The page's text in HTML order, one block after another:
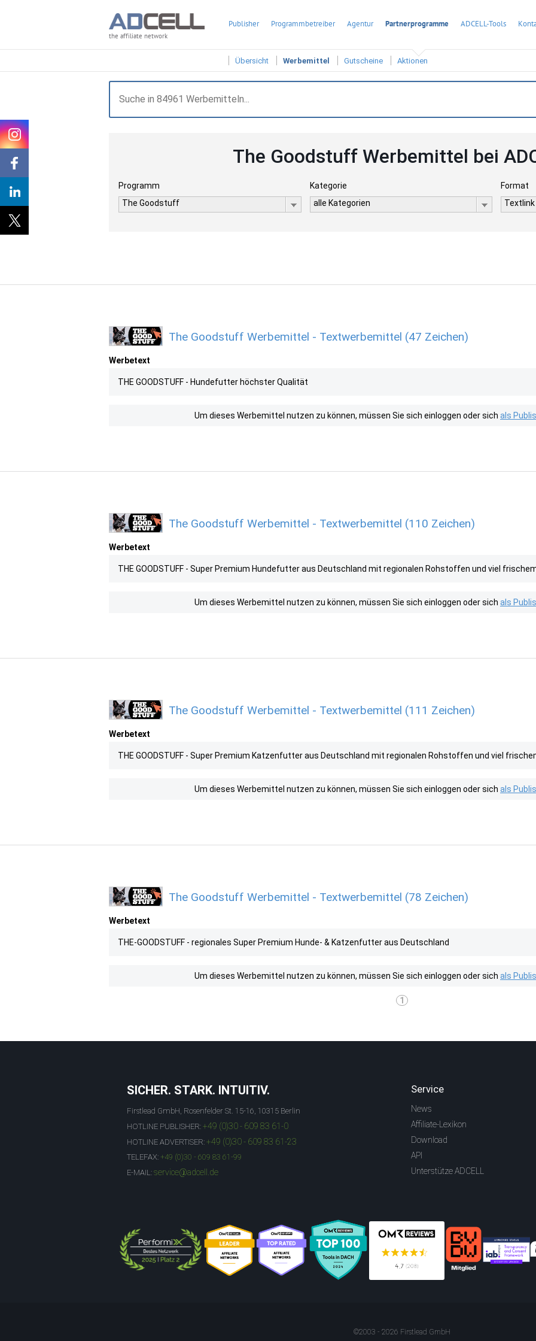
the affiliate network
Publisher Programmbetreiber Agentur Partnerprogramme ADCELL-Tools
Übersicht Werbemittel Gutscheine Aktionen
The Goodstuff Werbemittel bei
Programm
The Goodstuff
Kategorie
alle Kategorien
Format
Textlink
The Goodstuff Werbemittel - Textwerbemittel (47 Zeichen)
Werbetext
THE GOODSTUFF - Hundefutter höchster Qualität
Um dieses Werbemittel nutzen zu können, müssen Sie sich einloggen oder sich als
The Goodstuff Werbemittel - Textwerbemittel (110 Zeichen)
Werbetext
THE GOODSTUFF - Super Premium Hundefutter aus Deutschland mit regionalen Rohstoffen und viel
Um dieses Werbemittel nutzen zu können, müssen Sie sich einloggen oder sich als
The Goodstuff Werbemittel - Textwerbemittel (111 Zeichen)
Werbetext
THE GOODSTUFF - Super Premium Katzenfutter aus Deutschland mit regionalen Rohstoffen und viel
Um dieses Werbemittel nutzen zu können, müssen Sie sich einloggen oder sich als
The Goodstuff Werbemittel - Textwerbemittel (78 Zeichen)
Werbetext
THE-GOODSTUFF - regionales Super Premium Hunde- & Katzenfutter aus Deutschland
Um dieses Werbemittel nutzen zu können, müssen Sie sich einloggen oder sich als
1
SICHER. STARK. INTUITIV.
Firstlead GmbH, Rosenfelder St. 15-16, 10315 Berlin
HOTLINE PUBLISHER: +49 (0)30 - 609 83 61-0
HOTLINE ADVERTISER: +49 (0)30 - 609 83 61-23
TELEFAX: +49 (0)30 - 609 83 61-99
E-MAIL: service@adcell.de
Service
News
Affiliate-Lexikon
Download
API
Unterstütze ADCELL
©2003 - 2026 Firstlead GmbH